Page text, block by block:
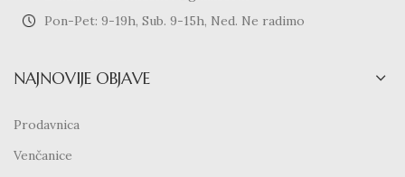
Pon-Pet: 9-19h, Sub. 9-15h, Ned. Ne radimo
NAJNOVIJE OBJAVE
Prodavnica
Venčanice